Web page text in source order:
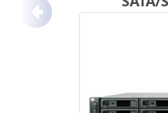
Anterior